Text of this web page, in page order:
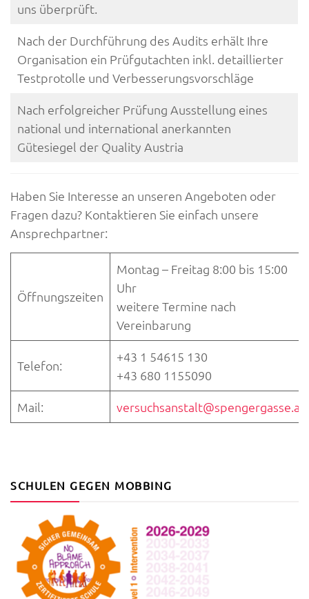
uns überprüft.
Nach der Durchführung des Audits erhält Ihre
Organisation ein Prüfgutachten inkl. detaillierter
Testprotolle und Verbesserungsvorschläge
Nach erfolgreicher Prüfung Ausstellung eines
national und international anerkannten
Gütesiegel der Quality Austria
Haben Sie Interesse an unseren Angeboten oder
Fragen dazu? Kontaktieren Sie einfach unsere
Ansprechpartner:
Öffnungszeiten
Montag – Freitag 8:00 bis 15:00
Uhr
weitere Termine nach
Vereinbarung
Telefon:
+43 1 54615 130
+43 680 1155090
Mail:
versuchsanstalt@spengergasse.at
SCHULEN GEGEN MOBBING